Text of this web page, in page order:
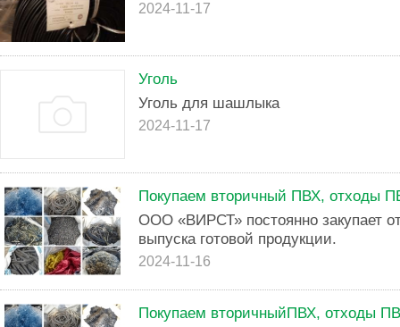
2024-11-17
Уголь
Уголь для шашлыка
2024-11-17
Покупаем вторичный ПВХ, отходы
ООО «ВИРСТ» постоянно закупает
выпуска готовой продукции.
2024-11-16
Покупаем вторичныйПВХ, отходы